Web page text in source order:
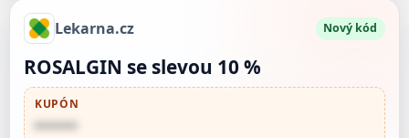
Lekarna.cz Nový kód
ROSALGIN se slevou 10 %
KUPÓN
••••••